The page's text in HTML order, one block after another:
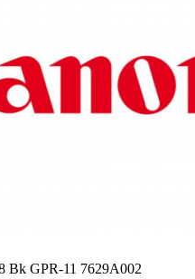
Bk GPR-11 7629A002